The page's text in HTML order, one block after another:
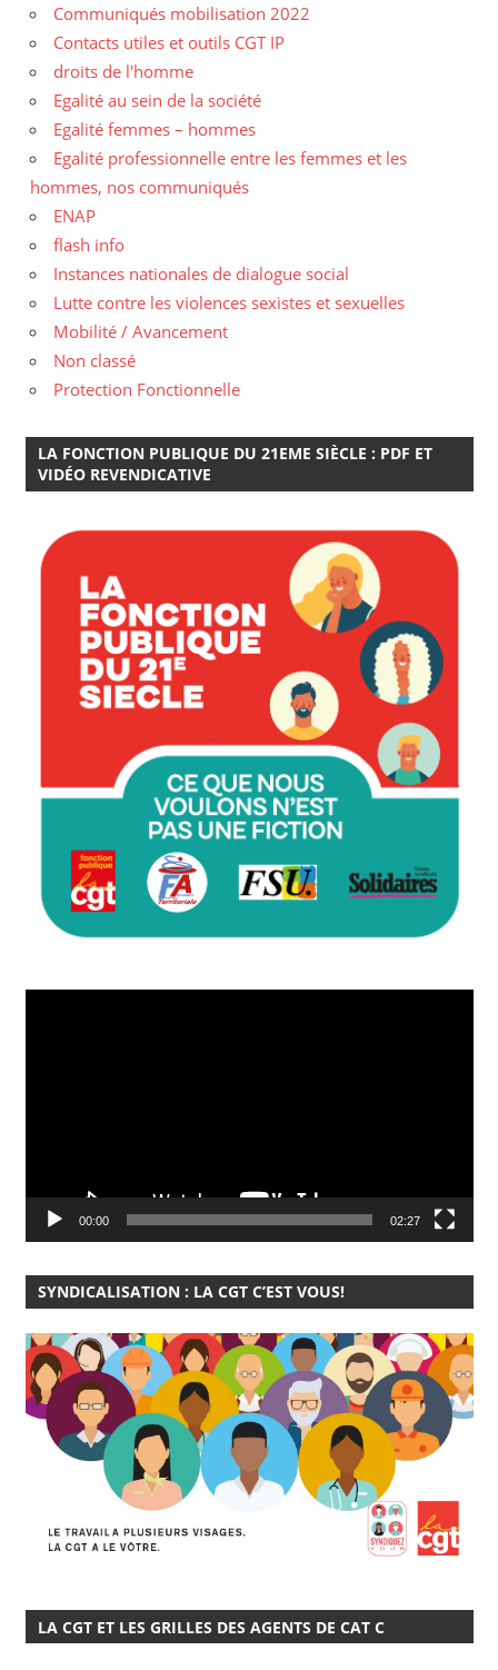
Communiqués mobilisation 2022
Contacts utiles et outils CGT IP
droits de l'homme
Egalité au sein de la société
Egalité femmes – hommes
Egalité professionnelle entre les femmes et les
hommes, nos communiqués
ENAP
flash info
Instances nationales de dialogue social
Lutte contre les violences sexistes et sexuelles
Mobilité / Avancement
Non classé
Protection Fonctionnelle
LA FONCTION PUBLIQUE DU 21EME SIÈCLE : PDF ET
VIDÉO REVENDICATIVE
00:00 02:27
SYNDICALISATION : LA CGT C’EST VOUS!
LA CGT ET LES GRILLES DES AGENTS DE CAT C